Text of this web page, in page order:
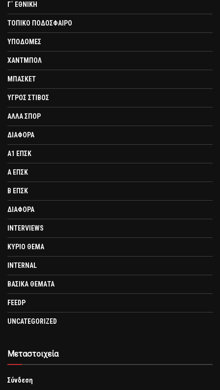
Γ΄ ΕΘΝΙΚΗ
ΤΟΠΙΚΟ ΠΟΔΟΣΦΑΙΡΟ
ΥΠΟΔΟΜΕΣ
ΧΑΝΤΜΠΟΛ
ΜΠΑΣΚΕΤ
ΥΓΡΟΣ ΣΤΙΒΟΣ
ΑΛΛΑ ΣΠΟΡ
ΔΙΑΦΟΡΑ
Α1 ΕΠΣΚ
Α ΕΠΣΚ
Β ΕΠΣΚ
ΔΙΑΦΟΡΑ
INTERVIEWS
ΚΥΡΙΟ ΘΕΜΑ
INTERNAL
ΒΑΣΙΚΑ ΘΕΜΑΤΑ
FEEDP
UNCATEGORIZED
Μεταστοιχεία
Σύνδεση